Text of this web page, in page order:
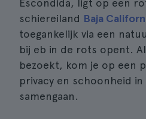
Escondida, ligt op een
schiereiland Baja
toegankelijk via een
bij eb in de rots opent.
bezoekt, kom je op een
privacy en schoonheid
samengaan.